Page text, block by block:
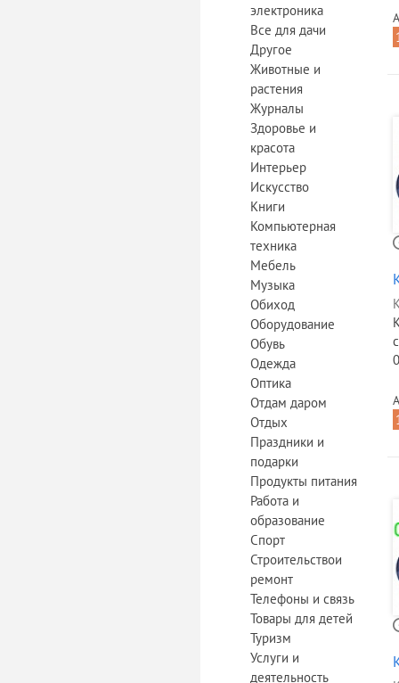
электроника
Все для дачи
Другое
Животные и
растения
Журналы
Здоровье и
красота
Интерьер
Искусство
Книги
Компьютерная
техника
Мебель
Музыка
Обиход
Оборудование
Обувь
Одежда
Оптика
Отдам даром
Отдых
Праздники и
подарки
Продукты питания
Работа и
образование
Спорт
Строительствои
ремонт
Телефоны и связь
Товары для детей
Туризм
Услуги и
деятельность